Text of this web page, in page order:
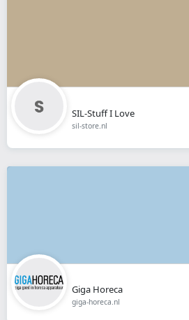
SIL-Stuff I Love
sil-store.nl
Giga Horeca
giga-horeca.nl